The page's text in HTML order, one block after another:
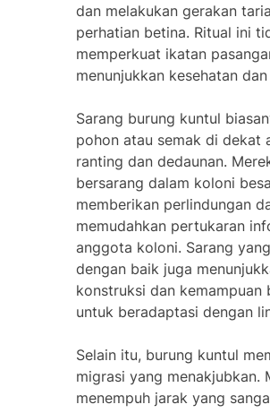
dan melakukan gerakan
perhatian betina. Ritual ini
memperkuat ikatan
menunjukkan kesehatan
Sarang burung kuntul
pohon atau semak di dekat
ranting dan dedaunan.
bersarang dalam koloni
memberikan perlindungan
memudahkan pertukaran
anggota koloni. Sarang
dengan baik juga
konstruksi dan kemampuan
untuk beradaptasi dengan
Selain itu, burung kuntul
migrasi yang menakjubkan.
menempuh jarak yang